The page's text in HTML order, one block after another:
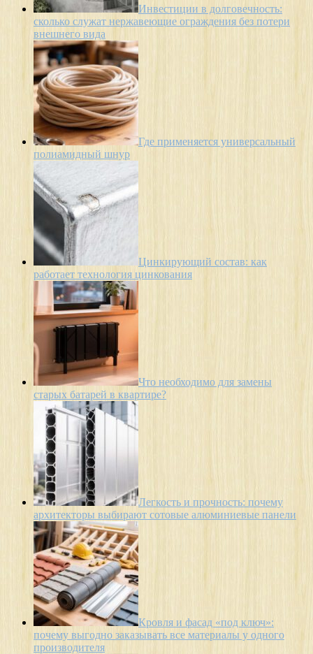
Инвестиции в долговечность:
сколько служат нержавеющие ограждения без потери
внешнего вида
Где применяется универсальный
полиамидный шнур
Цинкирующий состав: как
работает технология цинкования
Что необходимо для замены
старых батарей в квартире?
Легкость и прочность: почему
архитекторы выбирают сотовые алюминиевые панели
Кровля и фасад «под ключ»:
почему выгодно заказывать все материалы у одного
производителя